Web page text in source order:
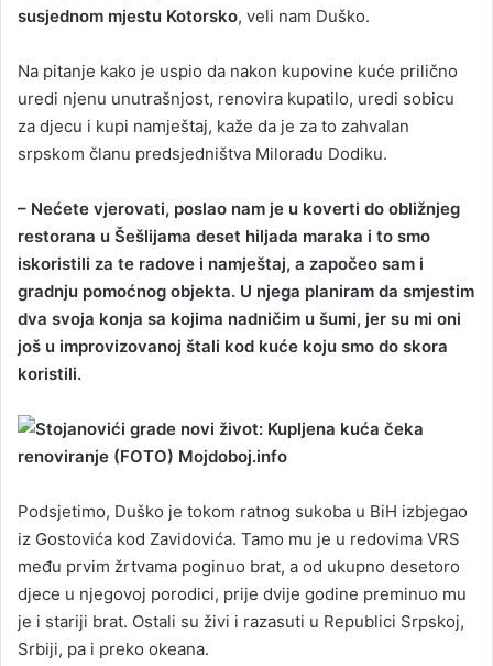
susjednom mjestu Kotorsko, veli nam Duško.
Na pitanje kako je uspio da nakon kupovine kuće prilično
uredi njenu unutrašnjost, renovira kupatilo, uredi sobicu
za djecu i kupi namještaj, kaže da je za to zahvalan
srpskom članu predsjedništva Miloradu Dodiku.
– Nećete vjerovati, poslao nam je u koverti do obližnjeg
restorana u Šešlijama deset hiljada maraka i to smo
iskoristili za te radove i namještaj, a započeo sam i
gradnju pomoćnog objekta. U njega planiram da smjestim
dva svoja konja sa kojima nadničim u šumi, jer su mi oni
još u improvizovanoj štali kod kuće koju smo do skora
koristili.
Podsjetimo, Duško je tokom ratnog sukoba u BiH izbjegao
iz Gostovića kod Zavidovića. Tamo mu je u redovima VRS
među prvim žrtvama poginuo brat, a od ukupno desetoro
djece u njegovoj porodici, prije dvije godine preminuo mu
je i stariji brat. Ostali su živi i razasuti u Republici Srpskoj,
Srbiji, pa i preko okeana.